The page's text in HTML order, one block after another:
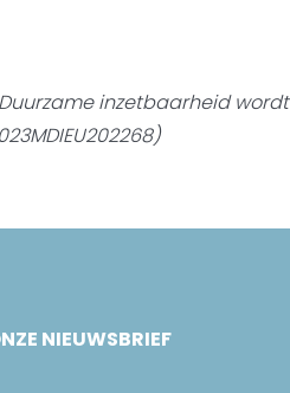
inzetbaarheid
NIEUWSBRIEF